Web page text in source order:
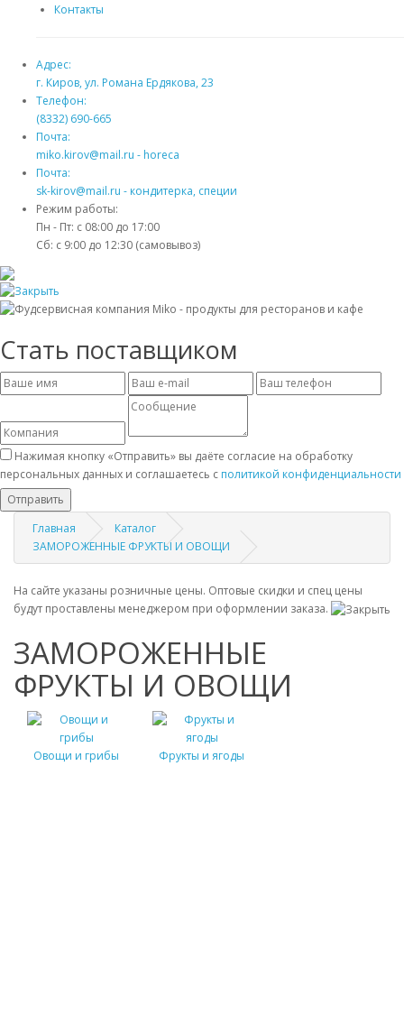
Контакты
Адрес:
г. Киров, ул. Романа Ердякова, 23
Телефон:
(8332) 690-665
Почта:
miko.kirov@mail.ru - horeca
Почта:
sk-kirov@mail.ru - кондитерка, специи
Режим работы:
Пн - Пт: с 08:00 до 17:00
Сб: с 9:00 до 12:30 (самовывоз)
Стать поставщиком
Нажимая кнопку «Отправить» вы даёте согласие на обработку
персональных данных и соглашаетесь с политикой конфиденциальности
Отправить
Главная
Каталог
ЗАМОРОЖЕННЫЕ ФРУКТЫ И ОВОЩИ
На сайте указаны розничные цены. Оптовые скидки и спец цены
будут проставлены менеджером при оформлении заказа.
ЗАМОРОЖЕННЫЕ
ФРУКТЫ И ОВОЩИ
Овощи и грибы Фрукты и ягоды